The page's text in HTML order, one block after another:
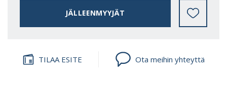
JÄLLEENMYYJÄT
TILAA ESITE Ota meihin yhteyttä